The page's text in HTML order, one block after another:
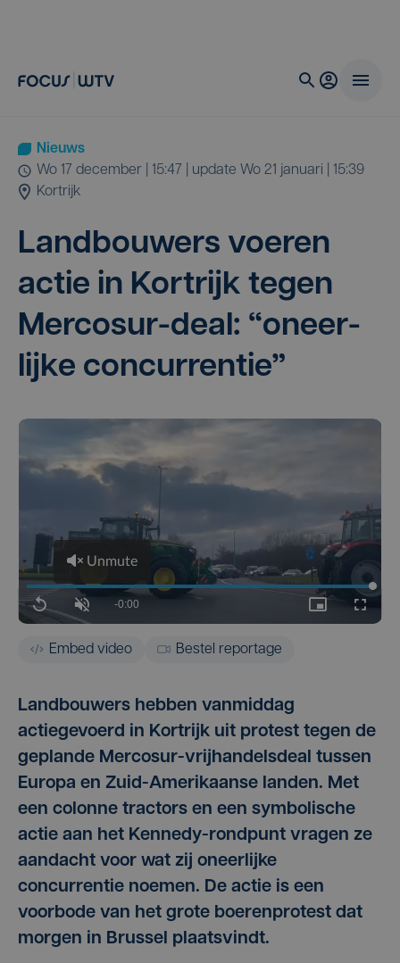
Nieuws
wo 17 december | 15:47
| update
wo 21 januari | 15:39
Kortrijk
Land­bou­wers voe­ren
actie in Kort­rijk tegen
Mer­co­sur-deal: “oneer­
lij­ke concurrentie”
Embed video Bestel reportage
Landbouwers hebben vanmiddag
actiegevoerd in Kortrijk uit protest tegen de
geplande Mercosur-vrijhandelsdeal tussen
Europa en Zuid-Amerikaanse landen. Met
een colonne tractors en een symbolische
actie aan het Kennedy-rondpunt vragen ze
aandacht voor wat zij oneerlijke
concurrentie noemen. De actie is een
voorbode van het grote boerenprotest dat
morgen in Brussel plaatsvindt.